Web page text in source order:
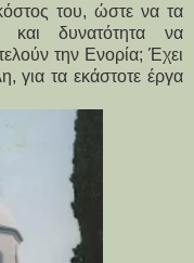
κόστος του, ώστε να τα
και δυνατότητα να
την Ενορία; Έχει
για τα εκάστοτε έργα